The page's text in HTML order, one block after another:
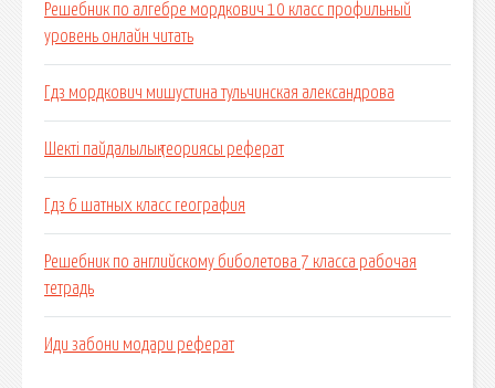
Решебник по алгебре мордкович 10 класс профильный
уровень онлайн читать
Гдз мордкович мишустина тульчинская александрова
Шекті пайдалылық теориясы реферат
Гдз 6 шатных класс география
Решебник по английскому биболетова 7 класса рабочая
тетрадь
Иди забони модари реферат